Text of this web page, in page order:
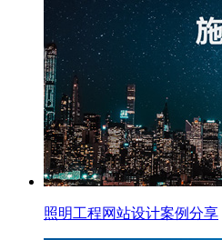
照明工程网站设计案例分享